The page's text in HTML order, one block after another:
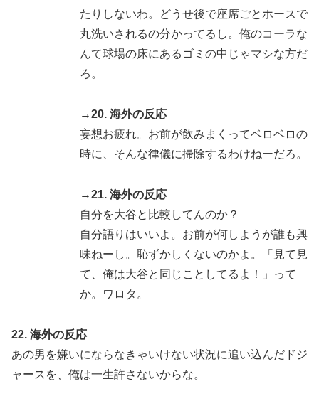
たりしないわ。どうせ後で座席ごとホースで
丸洗いされるの分かってるし。俺のコーラな
んて球場の床にあるゴミの中じゃマシな方だ
ろ。
→20. 海外の反応
妄想お疲れ。お前が飲みまくってベロベロの
時に、そんな律儀に掃除するわけねーだろ。
→21. 海外の反応
自分を大谷と比較してんのか？
自分語りはいいよ。お前が何しようが誰も興
味ねーし。恥ずかしくないのかよ。「見て見
て、俺は大谷と同じことしてるよ！」って
か。ワロタ。
22. 海外の反応
あの男を嫌いにならなきゃいけない状況に追い込んだドジ
ャースを、俺は一生許さないからな。